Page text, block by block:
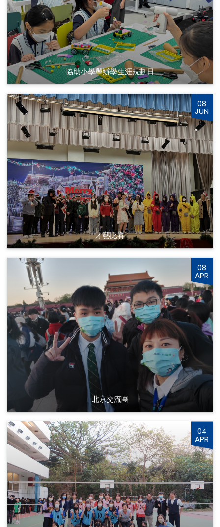
協助小學舉辦學生涯規劃日
才藝比賽
08
JUN
北京交流團
08
APR
04
APR